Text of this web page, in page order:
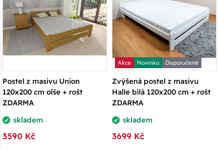
Postel z masivu Union
120x200 cm olše + rošt
ZDARMA
skladem
3590 Kč
Akce Novinka
Doporučené
Zvýšená postel z masivu
Halle bílá 120x200 cm + rošt
ZDARMA
skladem
3699 Kč